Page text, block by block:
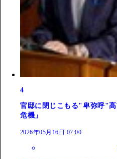
4
官邸に閉じこもる"卑弥呼"
危機」
2026年05月16日 07:00